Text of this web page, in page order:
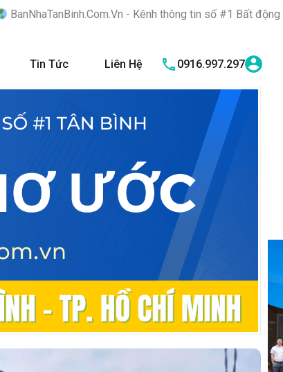
- Kênh thông tin số #1 Bất động sản quận Tân
Tin Tức Liên Hệ 0916.997.297